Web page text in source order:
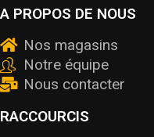
A PROPOS DE NOUS
Nos magasins
Notre équipe
Nous contacter
RACCOURCIS